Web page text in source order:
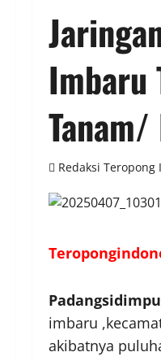
Imbaru
Tanam/
Redaksi Teropong
imbaru
akibatnya